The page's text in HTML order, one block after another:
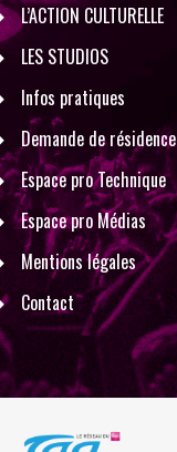
L’ACTION CULTURELLE
LES STUDIOS
Infos pratiques
Demande de résidence
Espace pro Technique
Espace pro Médias
Mentions légales
Contact